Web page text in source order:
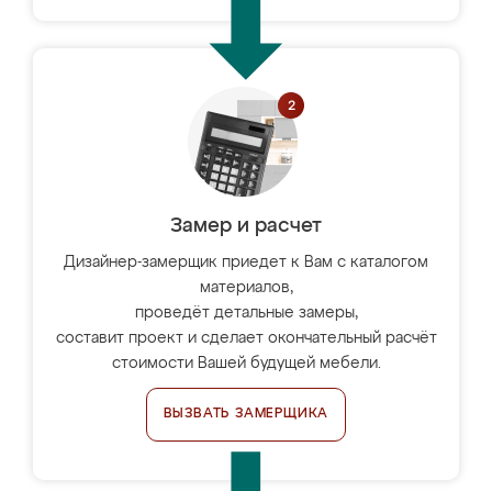
Замер и расчет
Дизайнер-замерщик приедет к Вам с каталогом
материалов,
проведёт детальные замеры,
составит проект и сделает окончательный расчёт
стоимости Вашей будущей мебели.
ВЫЗВАТЬ ЗАМЕРЩИКА